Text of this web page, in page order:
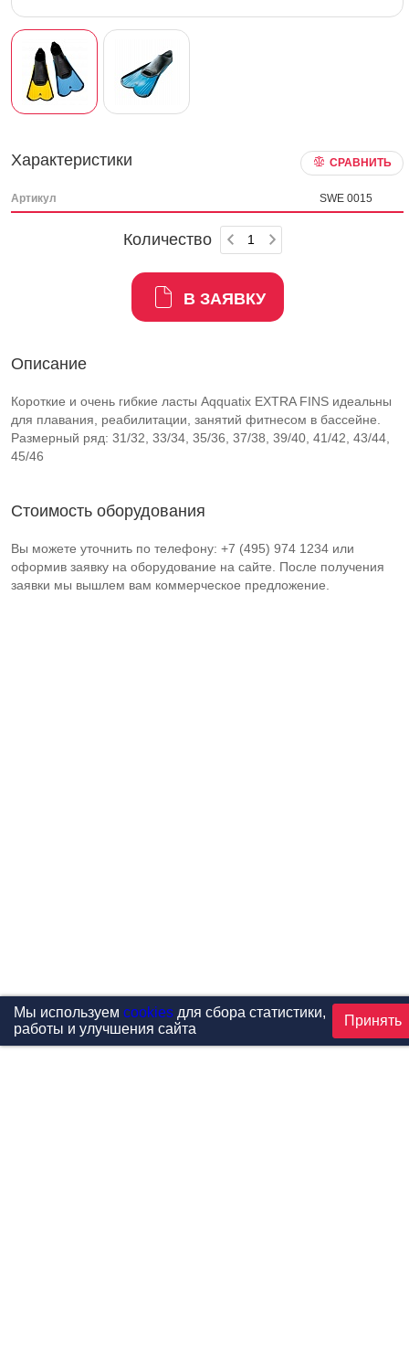
Характеристики СРАВНИТЬ
Артикул SWE 0015
Количество
В ЗАЯВКУ
Описание
Короткие и очень гибкие ласты Aqquatix EXTRA FINS идеальны
для плавания, реабилитации, занятий фитнесом в бассейне.
Размерный ряд: 31/32, 33/34, 35/36, 37/38, 39/40, 41/42, 43/44,
45/46
Стоимость оборудования
Вы можете уточнить по телефону: +7 (495) 974 1234 или
оформив заявку на оборудование на сайте. После получения
заявки мы вышлем вам коммерческое предложение.
Мы используем cookiesдля сбора статистики,
работы и улучшения сайта
Принять